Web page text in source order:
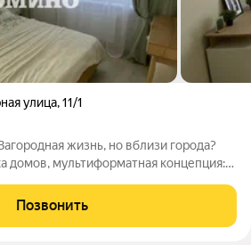
улица,11/1
жизнь, но вблизи города?
домов, мультиформатная концепция:
с ремонтом, мебелью и бытовой
Позвонить